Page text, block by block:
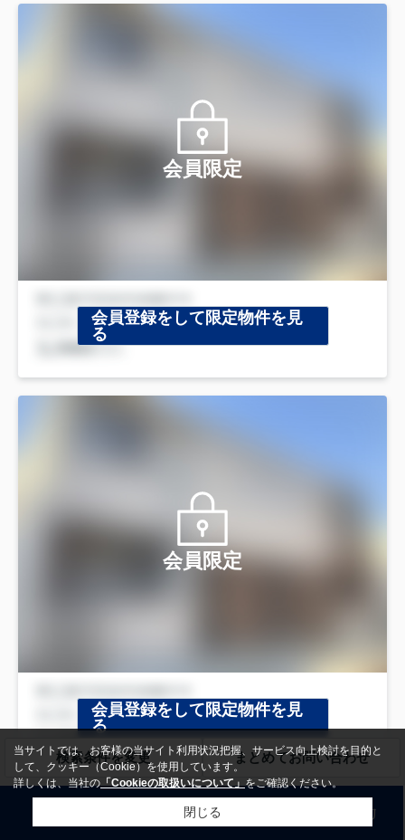
会員限定
会員登録をして限定物件を見
る
会員限定
会員登録をして限定物件を見
る
検索条件を変更 まとめてお問い合わせ
お問い合わせ 来店予約
当サイトでは、お客様の当サイト利用状況把握、サービス向上検討を目的と
して、クッキー（Cookie）を使用しています。
詳しくは、当社の「Cookieの取扱いについて」をご確認ください。
閉じる